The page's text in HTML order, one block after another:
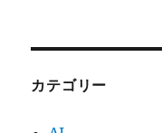
カテゴリー